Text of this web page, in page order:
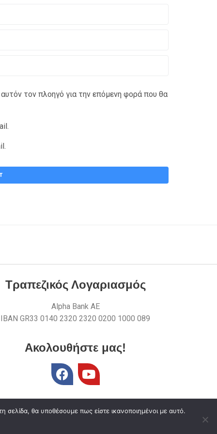
τον πλοηγό για την επόμενη φορά που θα
Τραπεζικός Λογαριασμός
Alpha Bank AE
ΙΒΑΝ GR33 0140 2320 2320 0200 1000 089
Ακολουθήστε μας!
σελίδα, θα υποθέσουμε πως είστε ικανοποιημένοι με αυτό.